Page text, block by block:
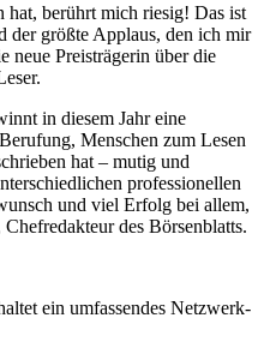
hat, berührt mich riesig! Das ist
der größte Applaus, den ich mir
neue Preisträgerin über die
in diesem Jahr eine
Menschen zum Lesen
hat – mutig und
professionellen
und viel Erfolg bei allem,
des Börsenblatts.
ein umfassendes Netzwerk-